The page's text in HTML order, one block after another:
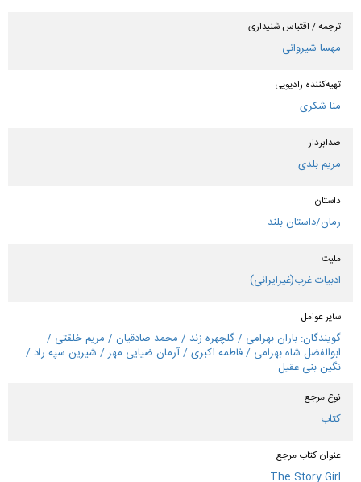
ترجمه / اقتباس شنیداری
مهسا شیروانی
تهیه‌کننده رادیویی
منا شکری
صدابردار
مریم بلدی
داستان
رمان/داستان بلند
ملیت
ادبیات غرب(غیرایرانی)
سایر عوامل
گویندگان: باران بهرامی / گلچهره زند / محمد صادقیان / مریم خلقتی /
ابوالفضل شاه بهرامی / فاطمه اكبری / آرمان ضیایی مهر / شیرین سپه راد /
نگین بنی عقیل
نوع مرجع
کتاب
عنوان كتاب مرجع
The Story Girl